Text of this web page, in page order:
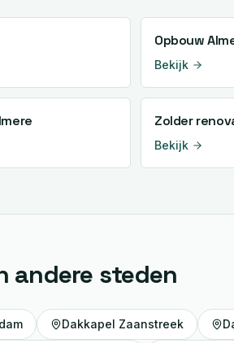
Opbouw
Bekijk
Zolder
Bekijk
andere steden
Dakkapel Zaanstreek